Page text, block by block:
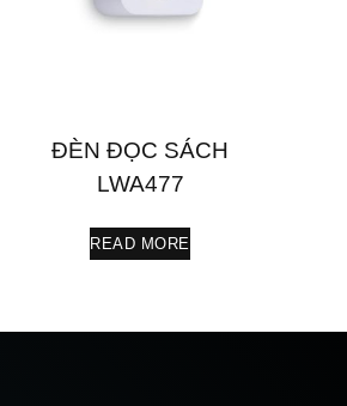
ĐÈN ĐỌC SÁCH
LWA477
READ MORE